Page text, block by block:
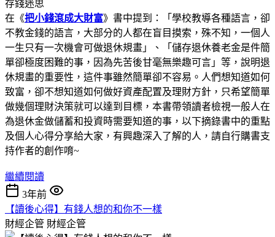
在《把小錢滾成大財富》書中提到：「學校教導各種語言，卻
不教金錢的語言，大部分的人都在盲目摸索，殊不知，一個人
一生只有一次機會可做退休規畫」、「儲存退休養老金是件簡
單卻極度困難的事，因為先苦後甘毫無樂趣可言」等，說明退
休規畫的重要性，這件事雖然簡單卻不容易。人們想知道如何
致富，卻不想知道如何做好資產配置及理財方針，只希望簡單
做幾個理財決策就可以達到目標，本書帶領讀者檢視一般人在
為退休金做儲蓄和投資時需要知道的事，以下摘錄書中的重點
及個人心得分享給大家，有興趣深入了解的人，請自行購書支
持作者的創作唷~
繼續閱讀
3年前
【讀後心得】有錢人想的和你不一樣
財經企管 財經企管